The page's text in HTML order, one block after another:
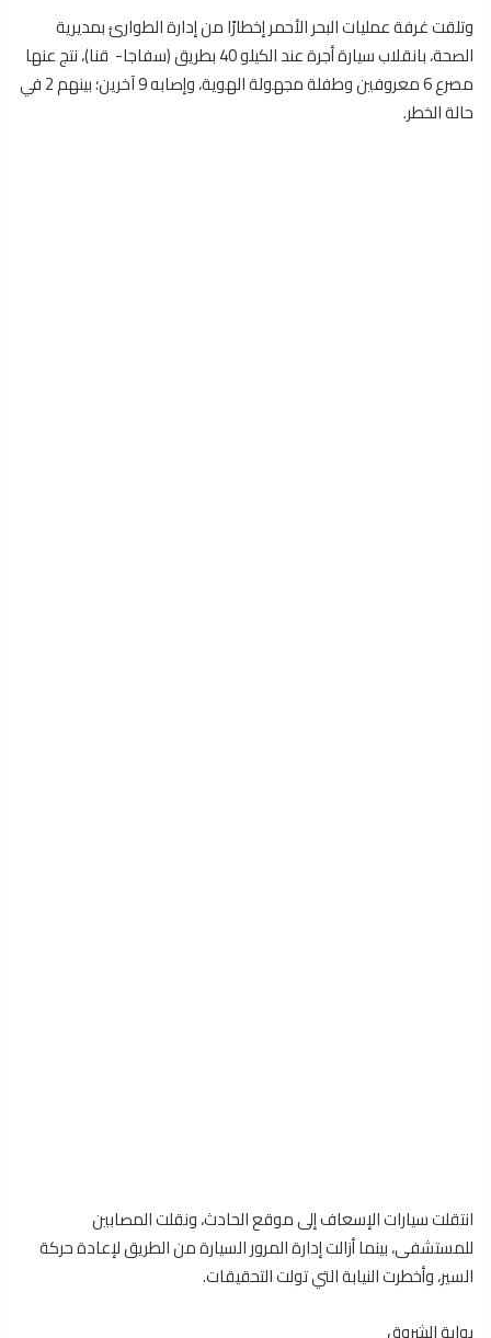
وتلقت غرفة عمليات البحر الأحمر إخطارًا من إدارة الطوارئ بمديرية
الصحة، بانقلاب سيارة أجرة عند الكيلو 40 بطريق (سفاجا- قنا)، نتج عنها
مصرع 6 معروفين وطفلة مجهولة الهوية، وإصابه 9 آخرين؛ بينهم 2 في
حالة الخطر.
انتقلت سيارات الإسعاف إلى موقع الحادث، ونقلت المصابين
للمستشفى، بينما أزالت إدارة المرور السيارة من الطريق لإعادة حركة
السير، وأخطرت النيابة التي تولت التحقيقات.